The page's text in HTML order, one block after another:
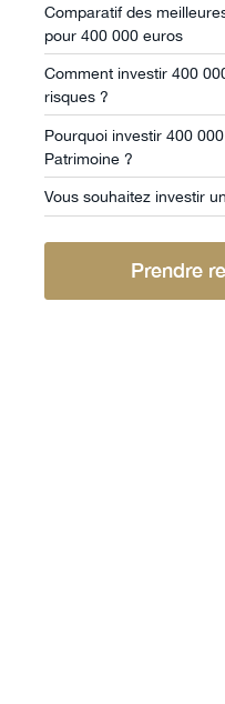
Comparatif des
pour 400 000 euros
Comment investir 400
risques ?
Pourquoi investir 400
Patrimoine ?
Vous souhaitez investir
Prendre